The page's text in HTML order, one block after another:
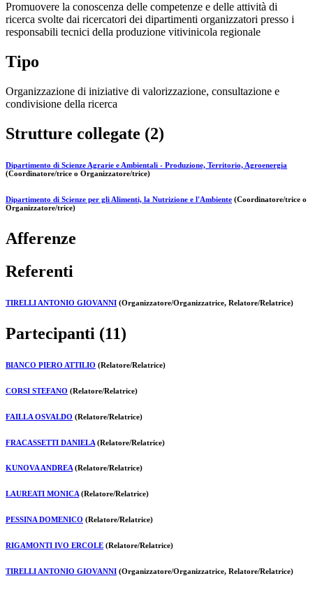
Promuovere la conoscenza delle competenze e delle attività di
ricerca svolte dai ricercatori dei dipartimenti organizzatori presso i
responsabili tecnici della produzione vitivinicola regionale
Tipo
Organizzazione di iniziative di valorizzazione, consultazione e
condivisione della ricerca
Strutture collegate (2)
Dipartimento di Scienze Agrarie e Ambientali - Produzione, Territorio, Agroenergia
(Coordinatore/trice o Organizzatore/trice)
Dipartimento di Scienze per gli Alimenti, la Nutrizione e l'Ambiente (Coordinatore/trice o
Organizzatore/trice)
Afferenze
Referenti
TIRELLI ANTONIO GIOVANNI (Organizzatore/Organizzatrice, Relatore/Relatrice)
Partecipanti (11)
BIANCO PIERO ATTILIO (Relatore/Relatrice)
CORSI STEFANO (Relatore/Relatrice)
FAILLA OSVALDO (Relatore/Relatrice)
FRACASSETTI DANIELA (Relatore/Relatrice)
KUNOVA ANDREA(Relatore/Relatrice)
LAUREATI MONICA(Relatore/Relatrice)
PESSINA DOMENICO (Relatore/Relatrice)
RIGAMONTI IVO ERCOLE (Relatore/Relatrice)
TIRELLI ANTONIO GIOVANNI (Organizzatore/Organizzatrice, Relatore/Relatrice)